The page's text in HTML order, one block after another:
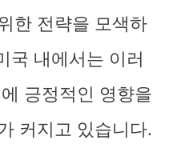
한 전략을 모색하
국 내에서는 이러
긍정적인 영향을
커지고 있습니다.